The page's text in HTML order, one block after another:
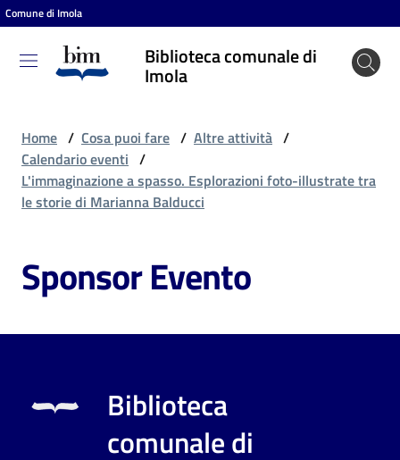
Vai al contenuto
Vai alla navigazione
Vai al footer
Comune di Imola
Biblioteca comunale di
Imola
Biblioteca
comunale
Entra
Cosa
puoi
Home / Cosa puoi fare / Altre attività /
Calendario eventi /
L'immaginazione a spasso. Esplorazioni foto-illustrate tra
le storie di Marianna Balducci
Sponsor Evento
Biblioteca
comunale di